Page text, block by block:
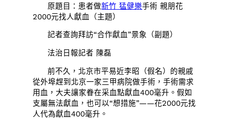
原題目：患者做新竹 猛健樂手術 親朋花
2000元找人獻血（主題）
記者查詢拜訪“合作獻血”景象（副題）
法治日報記者 陳磊
前不久，北京市平易近李昭（假名）的親戚
從外埠趕到北京一家三甲病院做手術，手術需求
用血，大夫讓家眷在采血點獻血400毫升。假如
支屬無法獻血，也可以“想措施”——花2000元找
人代為獻血400毫升。